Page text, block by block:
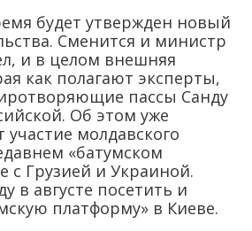
будет утвержден новый
Сменится и министр
и в целом внешняя
как полагают эксперты,
пассы Санду
Об этом уже
участие молдавского
«батумском
с Грузией и Украиной.
в августе посетить и
платформу» в Киеве.